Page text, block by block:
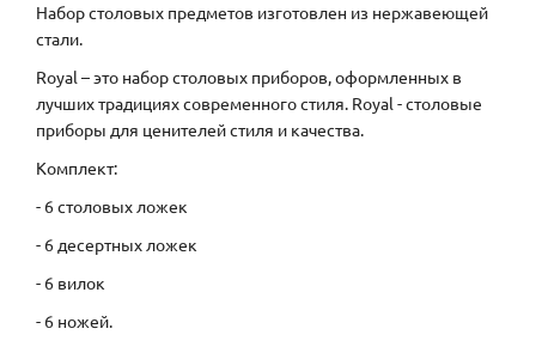
Набор столовых предметов изготовлен из нержавеющей
стали.
Royal – это набор столовых приборов, оформленных в
лучших традициях современного стиля. Royal - столовые
приборы для ценителей стиля и качества.
Комплект:
- 6 столовых ложек
- 6 десертных ложек
- 6 вилок
- 6 ножей.